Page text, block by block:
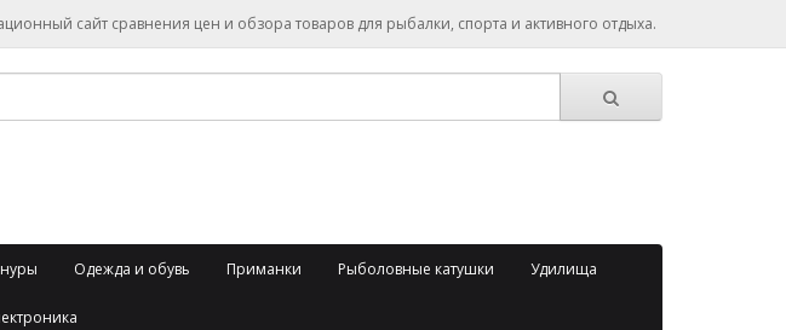
сайт сравнения цен и обзора товаров для рыбалки, спорта и активного отдыха.
Одежда и обувь Приманки Рыболовные катушки Удилища